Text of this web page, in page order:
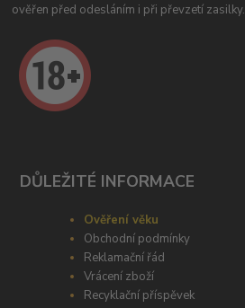
ověřen před odesláním i při převzetí zasilky.
DŮLEŽITÉ INFORMACE
Ověření věku
Obchodní podmínky
Reklamační řád
Vrácení zboží
Recyklační příspěvek